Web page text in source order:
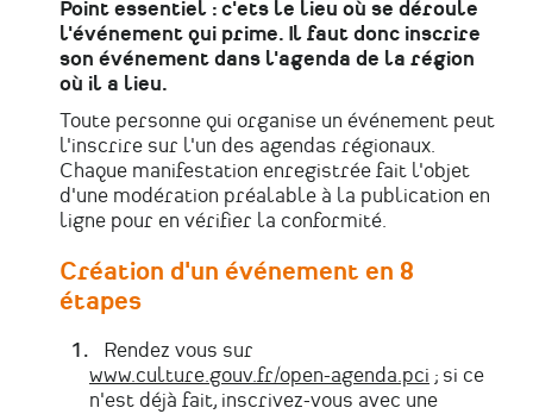
Point essentiel : c'ets le lieu où se déroule
l'événement qui prime. Il faut donc inscrire
son événement dans l'agenda de la région
où il a lieu.
Toute personne qui organise un événement peut
l'inscrire sur l'un des agendas régionaux.
Chaque manifestation enregistrée fait l'objet
d'une modération préalable à la publication en
ligne pour en vérifier la conformité.
Création d'un événement en 8
étapes
Rendez vous sur
www.culture.gouv.fr/open-agenda.pci ; si ce
n'est déjà fait, inscrivez-vous avec une